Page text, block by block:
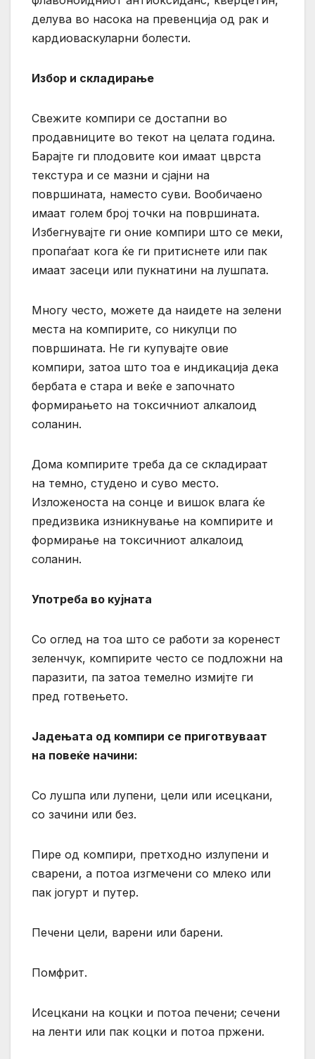
делува во насока на превенција од рак и
кардиоваскуларни болести.
Избор и складирање
Свежите компири се достапни во
продавниците во текот на целата година.
Барајте ги плодовите кои имаат цврста
текстура и се мазни и сјајни на
површината, наместо суви. Вообичаено
имаат голем број точки на површината.
Избегнувајте ги оние компири што се меки,
пропаѓаат кога ќе ги притиснете или пак
имаат засеци или пукнатини на лушпата.
Многу често, можете да наидете на зелени
места на компирите, со никулци по
површината. Не ги купувајте овие
компири, затоа што тоа е индикација дека
бербата е стара и веќе е започнато
формирањето на токсичниот алкалоид
соланин.
Дома компирите треба да се складираат
на темно, студено и суво место.
Изложеноста на сонце и вишок влага ќе
предизвика изникнување на компирите и
формирање на токсичниот алкалоид
соланин.
Употреба во кујната
Со оглед на тоа што се работи за коренест
зеленчук, компирите често се подложни на
паразити, па затоа темелно измијте ги
пред готвењето.
Јадењата од компири се приготвуваат
на повеќе начини:
Со лушпа или лупени, цели или исецкани,
со зачини или без.
Пире од компири, претходно излупени и
сварени, а потоа изгмечени со млеко или
пак јогурт и путер.
Печени цели, варени или барени.
Помфрит.
Исецкани на коцки и потоа печени; сечени
на ленти или пак коцки и потоа пржени.